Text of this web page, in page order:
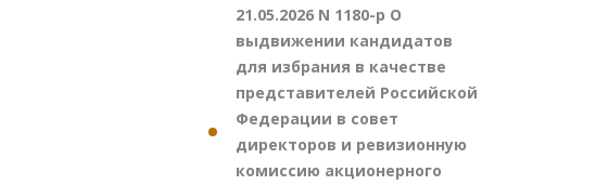
21.05.2026 N 1180-р О
выдвижении кандидатов
для избрания в качестве
представителей Российской
Федерации в совет
директоров и ревизионную
комиссию акционерного